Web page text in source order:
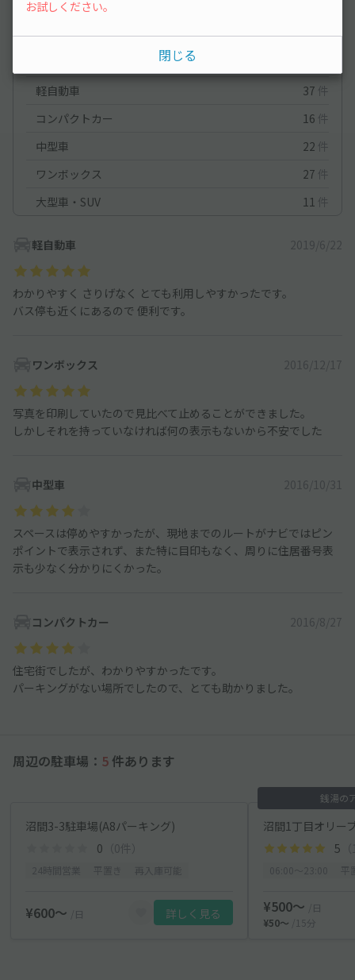
停めやすさ
軽自動車
37 件
コンパクトカー
16 件
中型車
22 件
ワンボックス
27 件
大型車・SUV
11 件
軽自動車 2019/6/22
わかりやすく さりげなく とても利用しやすかったです。
バス停も近くにあるので 便利です。
ワンボックス 2016/12/17
写真を印刷していたので見比べて止めることができました。
しかしそれを持っていなければ何の表示もないから不安でした
中型車 2016/10/31
スペースは停めやすかったが、現地までのルートがナビではピン
ポイントで表示されず、また特に目印もなく、周りに住居番号表
示も少なく分かりにくかった。
コンパクトカー 2016/8/27
住宅街でしたが、わかりやすかったです。
パーキングがない場所でしたので、とても助かりました。
周辺の駐車場： 5 件あります
沼間3-3駐車場(A8パーキング)
0 （0件）
¥600〜 /日 詳しく見る
銭湯の
沼間1丁目オリー
5
¥500〜
/日
¥50〜
/15分
お試しください。
閉じる